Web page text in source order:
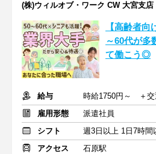
(株)ウィルオブ・ワーク CW 大宮支店
【高齢者
～60代が多
て働こう◎
給与
時給1750円～ ＋交
雇用形態
派遣社員
シフト
週3日以上 1日7時間
アクセス
石原駅